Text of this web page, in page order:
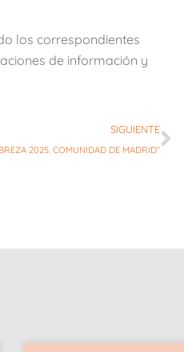
los correspondientes
de información y
SIGUIENTE
2025. COMUNIDAD DE MADRID”